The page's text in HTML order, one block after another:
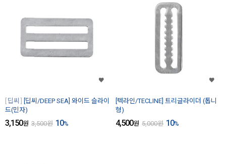
딥씨
[딥씨/DEEP SEA] 와이드 슬라이
드(민자)
3,150원 3,500원 10%
[텍라인/TECLINE] 트리글라이더 (톱니
형)
4,500원 5,000원 10%